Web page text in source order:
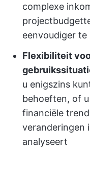
complexe
eenvoudiger
Flexibiliteit
u enigszins
behoeften, of
financiële
veranderingen
analyseert